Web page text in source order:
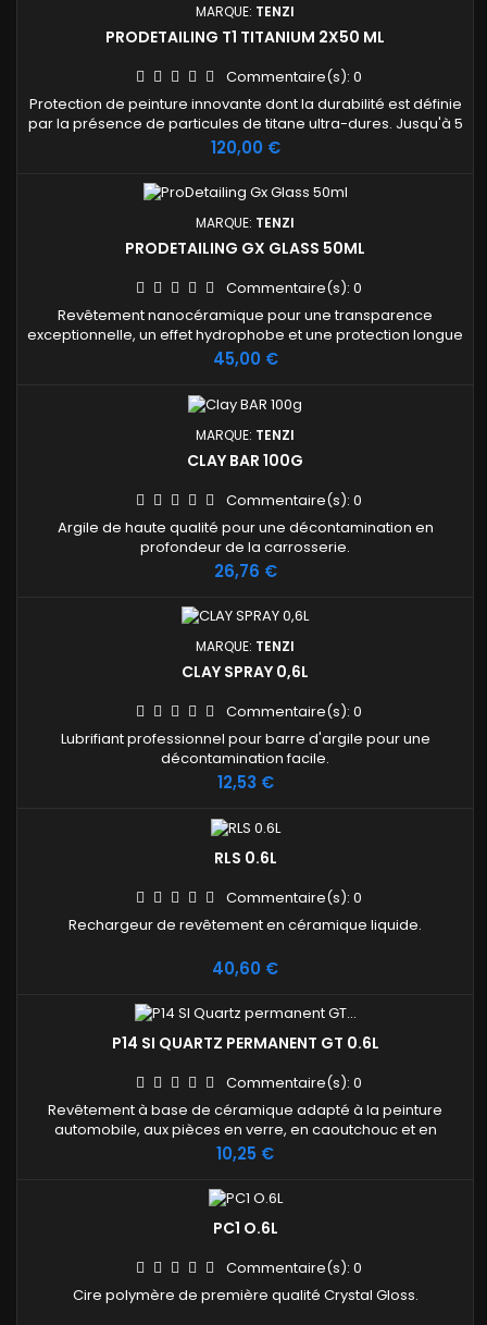
MARQUE: TENZI
PRODETAILING T1 TITANIUM 2X50 ML
Commentaire(s): 0
Protection de peinture innovante dont la durabilité est définie
par la présence de particules de titane ultra-dures. Jusqu'à 5
ans de protection de la peinture.
Prix
120,00 €
MARQUE: TENZI
PRODETAILING GX GLASS 50ML
Commentaire(s): 0
Revêtement nanocéramique pour une transparence
exceptionnelle, un effet hydrophobe et une protection longue
durée des vitres, rétroviseurs et toits ouvrants.
Prix
45,00 €
MARQUE: TENZI
CLAY BAR 100G
Commentaire(s): 0
Argile de haute qualité pour une décontamination en
profondeur de la carrosserie.
Prix
26,76 €
MARQUE: TENZI
CLAY SPRAY 0,6L
Commentaire(s): 0
Lubrifiant professionnel pour barre d'argile pour une
décontamination facile.
Prix
12,53 €
RLS 0.6L
Commentaire(s): 0
Rechargeur de revêtement en céramique liquide.
Prix
40,60 €
P14 SI QUARTZ PERMANENT GT 0.6L
Commentaire(s): 0
Revêtement à base de céramique adapté à la peinture
automobile, aux pièces en verre, en caoutchouc et en
plastique.
Prix
10,25 €
PC1 O.6L
Commentaire(s): 0
Cire polymère de première qualité Crystal Gloss.